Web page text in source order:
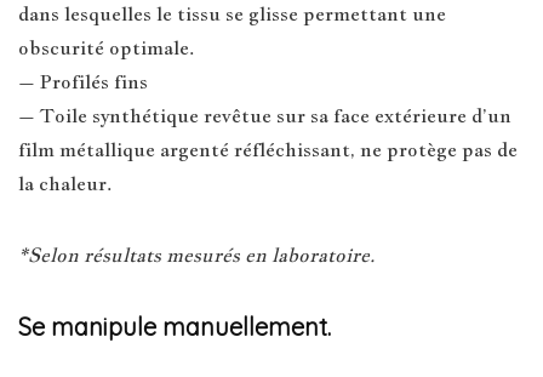
dans lesquelles le tissu se glisse permettant une
obscurité optimale.
– Profilés fins
– Toile synthétique revêtue sur sa face extérieure d’un
film métallique argenté réfléchissant, ne protège pas de
la chaleur.
*Selon résultats mesurés en laboratoire.
Se manipule manuellement.